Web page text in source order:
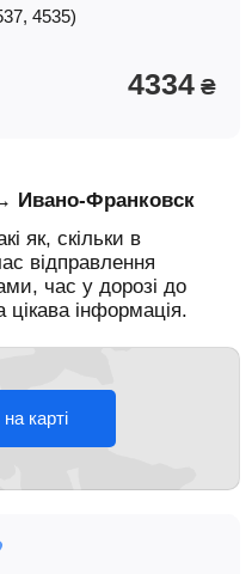
4535)
4334 ₴
Ивано-Франковск
як, скільки в
відправлення
час у дорозі до
цікава інформація.
карті